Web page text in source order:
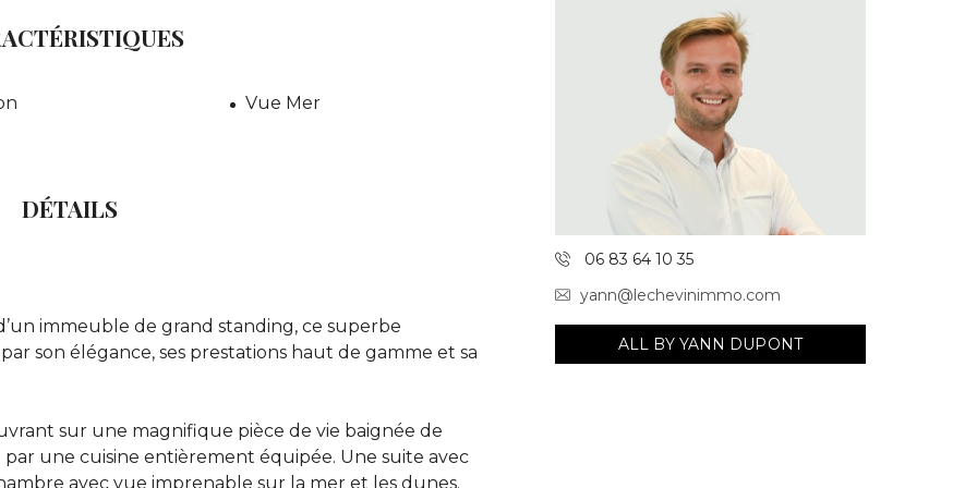
Vue Mer
DÉTAILS
immeuble de grand standing, ce superbe
son élégance, ses prestations haut de gamme et sa
sur une magnifique pièce de vie baignée de
une cuisine entièrement équipée. Une suite avec
avec vue imprenable sur la mer et les dunes.
06 83 64 10 35
yann@lechevinimmo.com
ALL BY YANN DUPONT